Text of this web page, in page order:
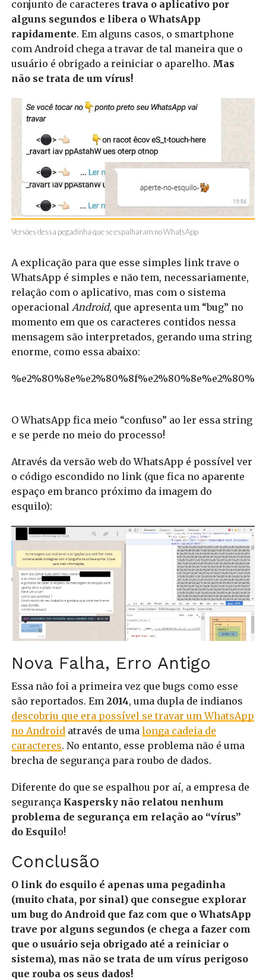
conjunto de caracteres trava o aplicativo por
alguns segundos e libera o WhatsApp
rapidamente. Em alguns casos, o smartphone
com Android chega a travar de tal maneira que o
usuário é obrigado a reiniciar o aparelho. Mas
não se trata de um vírus!
Versões dessa pegadinha que se espalharam no WhatsApp
A explicação para que esse simples link trave o
WhatsApp é simples e não tem, necessariamente,
relação com o aplicativo, mas com o sistema
operacional Android, que apresenta um “bug” no
momento em que os caracteres contidos nessa
mensagem são interpretados, gerando uma string
enorme, como essa abaixo:
O WhatsApp fica meio “confuso” ao ler essa string
e se perde no meio do processo!
Através da versão web do WhatsApp é possível ver
o código escondido no link (que fica no aparente
espaço em branco próximo da imagem do
esquilo):
Nova Falha, Erro Antigo
Essa não foi a primeira vez que bugs como esse
são reportados. Em 2014, uma dupla de indianos
descobriu que era possível se travar um WhatsApp
no Androidatravés de uma longa cadeia de
caracteres. No entanto, esse problema não é uma
brecha de segurança para roubo de dados.
Diferente do que se espalhou por aí, a empresa de
segurança Kaspersky não relatou nenhum
problema de segurança em relação ao “vírus”
do Esquilo!
Conclusão
O link do esquilo é apenas uma pegadinha
(muito chata, por sinal) que consegue explorar
um bug do Android que faz com que o WhatsApp
trave por alguns segundos (e chega a fazer com
que o usuário seja obrigado até a reiniciar o
sistema), mas não se trata de um vírus perigoso
que rouba os seus dados!